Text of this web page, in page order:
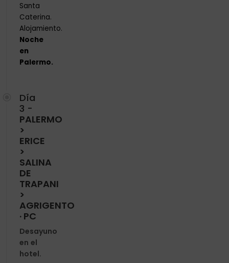
Santa
Caterina.
Alojamiento.
Noche
en
Palermo.
Día
3 -
PALERMO
>
ERICE
>
SALINA
DE
TRAPANI
>
AGRIGENTO
· PC
Desayuno
en el
hotel.